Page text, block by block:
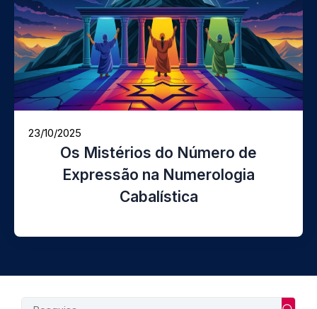
23/10/2025
Os Mistérios do Número de
Expressão na Numerologia
Cabalística